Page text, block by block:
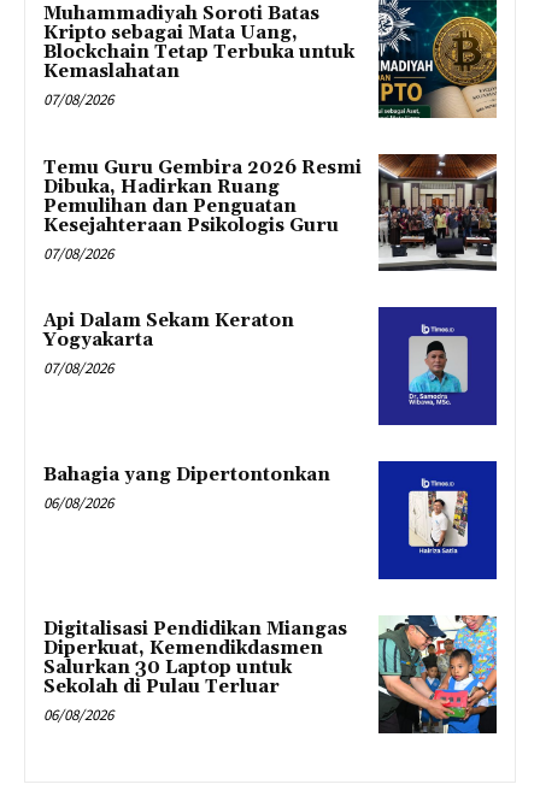
Muhammadiyah Soroti Batas
Kripto sebagai Mata Uang,
Blockchain Tetap Terbuka untuk
Kemaslahatan
07/08/2026
Temu Guru Gembira 2026 Resmi
Dibuka, Hadirkan Ruang
Pemulihan dan Penguatan
Kesejahteraan Psikologis Guru
07/08/2026
Api Dalam Sekam Keraton
Yogyakarta
07/08/2026
Bahagia yang Dipertontonkan
06/08/2026
Digitalisasi Pendidikan Miangas
Diperkuat, Kemendikdasmen
Salurkan 30 Laptop untuk
Sekolah di Pulau Terluar
06/08/2026